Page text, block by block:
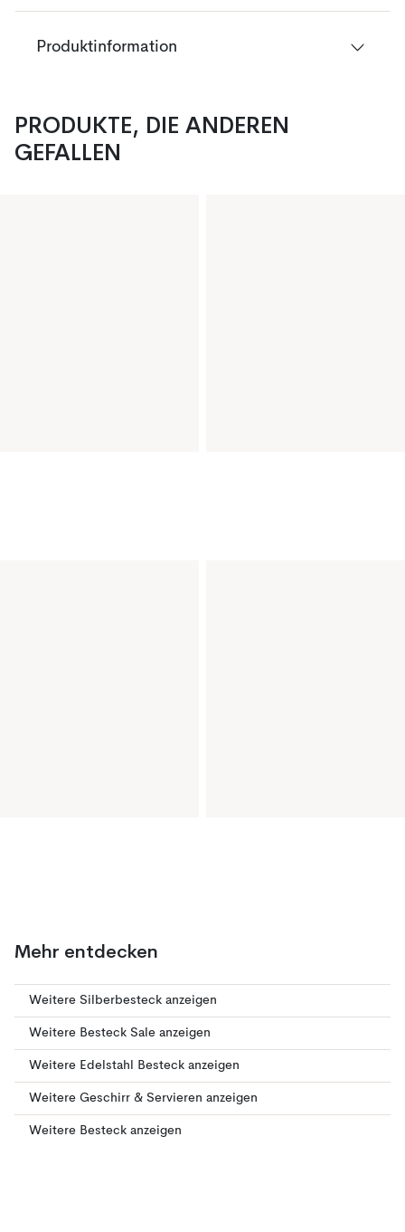
Produktinformation
PRODUKTE, DIE ANDEREN
GEFALLEN
Mehr entdecken
Weitere Silberbesteck anzeigen
Weitere Besteck Sale anzeigen
Weitere Edelstahl Besteck anzeigen
Weitere Geschirr & Servieren anzeigen
Weitere Besteck anzeigen